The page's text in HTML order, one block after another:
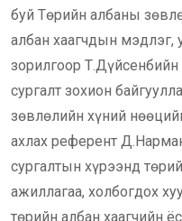
буй Төрийн албаны
албан хаагчдын
зорилгоор
сургалт зохион
зөвлөлийн хүний
ахлах референт
сургалтын хүрээнд
ажиллагаа, холбогдох
төрийн албан хаагчийн